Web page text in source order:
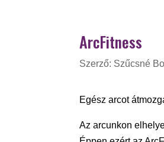
ArcFitness
Szerző: Szűcsné
Egész arcot
Az arcunkon